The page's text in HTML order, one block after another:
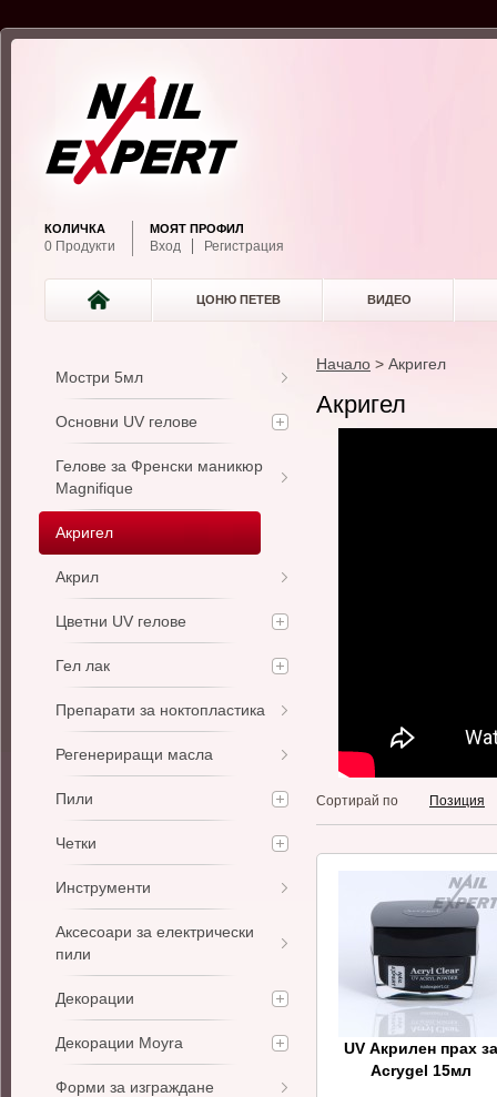
КОЛИЧКА
0 Продукти
МОЯТ ПРОФИЛ
Вход Регистрация
ЦОНЮ ПЕТЕВ ВИДЕО
Начало > Акригел
Акригел
Сортирай по Позиция
UV Акрилен прах за
Acrygel 15мл
Мостри 5мл
Основни UV гелове
Гелове за Френски маникюр
Magnifique
Акригел
Акрил
Цветни UV гелове
Гел лак
Препарати за ноктопластика
Регенериращи масла
Пили
Четки
Инструменти
Аксесоари за електрически
пили
Декорации
Декорации Moyra
Форми за изграждане